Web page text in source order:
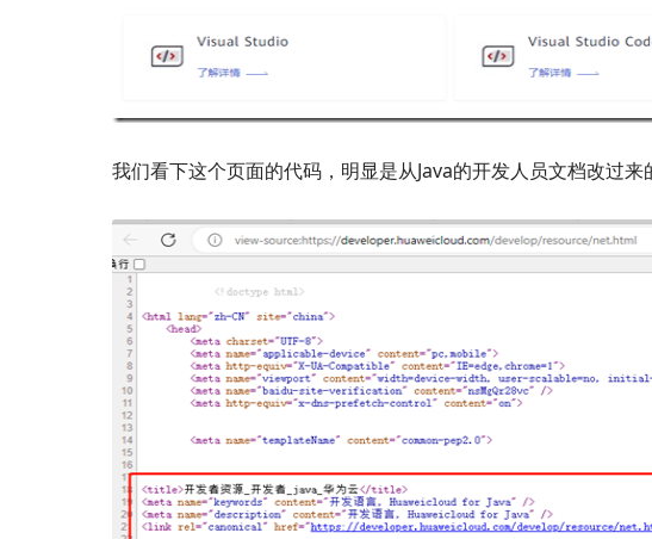
我们看下这个页面的代码，明显是从Java的开发人员文档改过来